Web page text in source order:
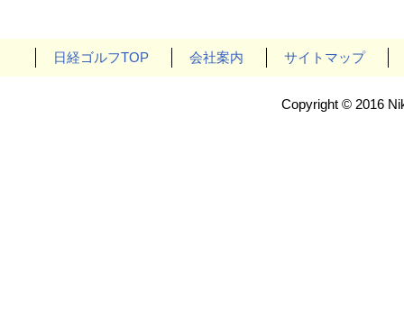
日経ゴルフTOP 会社案内 サイトマップ
Copyright © 2016